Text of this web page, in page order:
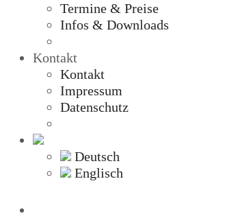
Termine & Preise
Infos & Downloads
Kontakt
Kontakt
Impressum
Datenschutz
Deutsch
Englisch